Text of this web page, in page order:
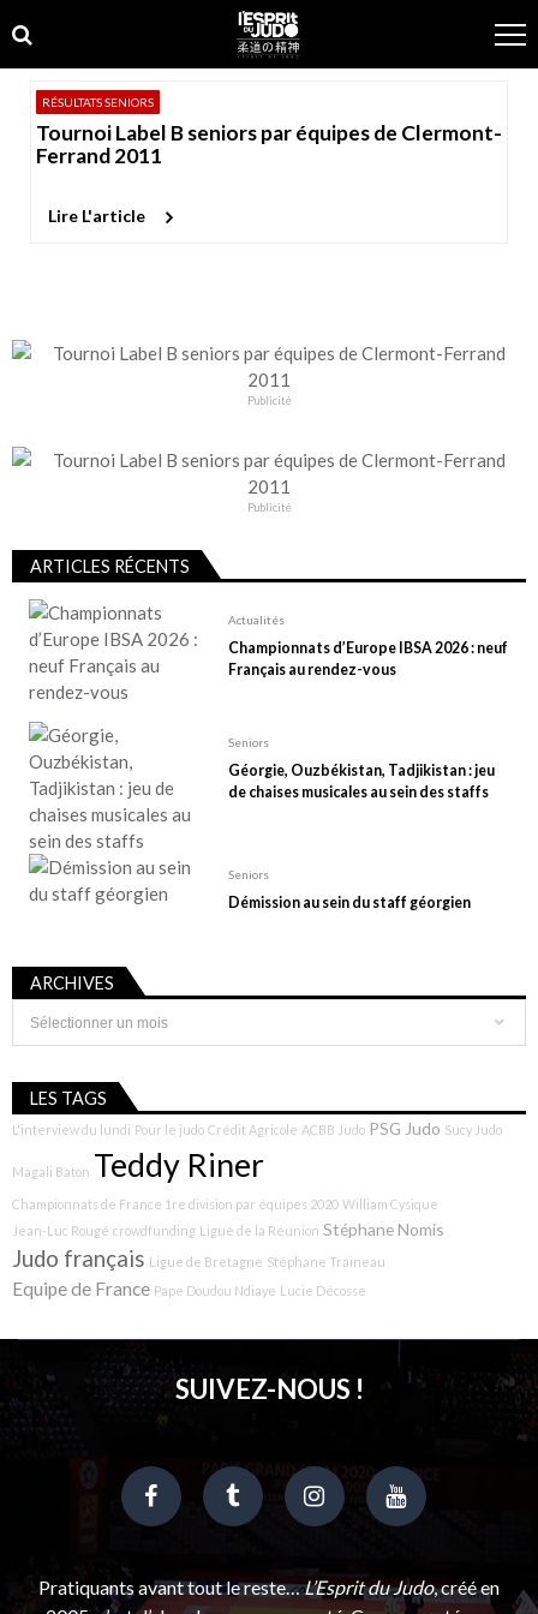
to
navigation
to
content
RÉSULTATS SENIORS
Tournoi Label B seniors par équipes de Clermont-
Ferrand 2011
Lire L'article
Publicité
Publicité
ARTICLES RÉCENTS
Actualités
Championnats d’Europe IBSA 2026 : neuf
Français au rendez-vous
Seniors
Géorgie, Ouzbékistan, Tadjikistan : jeu
de chaises musicales au sein des staffs
Seniors
Démission au sein du staff géorgien
ARCHIVES
Archives
LES TAGS
L'interview du lundi Pour le judo Crédit Agricole ACBB Judo PSG Judo Sucy Judo
Magali Baton Teddy Riner
Championnats de France 1re division par équipes 2020 William Cysique
Jean-Luc Rougé crowdfunding Ligue de la Réunion Stéphane Nomis
Judo français Ligue de Bretagne Stéphane Traineau
Equipe de France Pape Doudou Ndiaye Lucie Décosse
SUIVEZ-NOUS !
Pratiquants avant tout le reste…L’Esprit du Judo, créé en